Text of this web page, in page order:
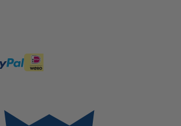
ideal